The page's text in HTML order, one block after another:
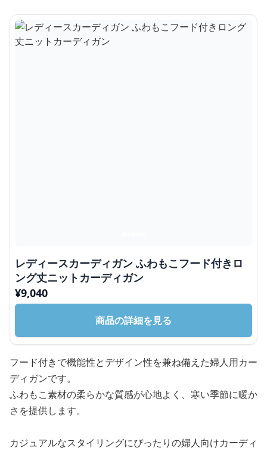
レディースカーディガン ふわもこフード付きロ
ング丈ニットカーディガン
¥9,040
商品の詳細を見る
フード付きで機能性とデザイン性を兼ね備えた婦人用カー
ディガンです。
ふわもこ素材の柔らかな質感が心地よく、寒い季節に暖か
さを提供します。
カジュアルなスタイリングにぴったりの婦人向けカーディ